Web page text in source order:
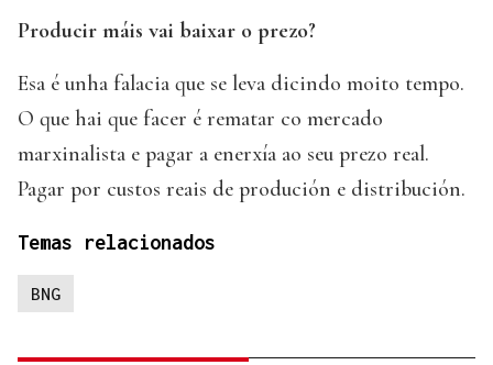
Producir máis vai baixar o prezo?
Esa é unha falacia que se leva dicindo moito tempo.
O que hai que facer é rematar co mercado
marxinalista e pagar a enerxía ao seu prezo real.
Pagar por custos reais de produción e distribución.
Temas relacionados
BNG